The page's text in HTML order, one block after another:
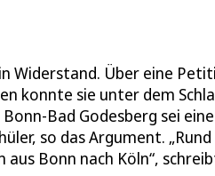
Widerstand. Über eine
konnte sie unter dem
Bad Godesberg sei
so das Argument.
Bonn nach Köln“,